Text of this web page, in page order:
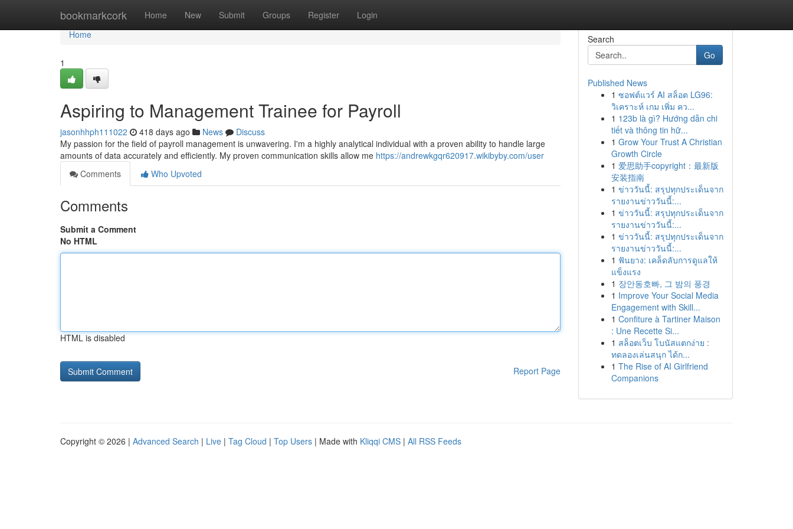
bookmarkcork Home New Submit Groups Register Login
Home
Home
1
Aspiring to Management Trainee for Payroll
jasonhhph111022 418 days ago News
Discuss
My passion for the field of payroll management is unwavering. I'm a highly analytical individual with a proven ability to handle large
amounts of data accurately and efficiently. My proven communication skills allow me https://andrewkgqr620917.wikibyby.com/user
Comments
Who Upvoted
Comments
Submit a Comment
No HTML
HTML is disabled
Report Page
Search
Go
Published News
1 ซอฟต์แวร์ AI สล็อต LG96:
วิเคราะห์ เกม เพิ่ม คว...
1 123b là gì? Hướng dẫn chi
tiết và thông tin hữ...
1 Grow Your Trust A Christian
Growth Circle
1 爱思助手copyright：最新版
安装指南
1 ข่าววันนี้: สรุปทุกประเด็นจาก
รายงานข่าววันนี้:...
1 ข่าววันนี้: สรุปทุกประเด็นจาก
รายงานข่าววันนี้:...
1 ข่าววันนี้: สรุปทุกประเด็นจาก
รายงานข่าววันนี้:...
1 ฟันยาง: เคล็ดลับการดูแลให้
แข็งแรง
1 장안동호빠, 그 밤의 풍경
1 Improve Your Social Media
Engagement with Skill...
1 Confiture à Tartiner Maison
: Une Recette Si...
1 สล็อตเว็บ โบนัสแตกง่าย :
ทดลองเล่นสนุก ได้ก...
1 The Rise of AI Girlfriend
Companions
Copyright © 2026 | Advanced Search | Live | Tag Cloud | Top Users | Made with Kliqqi CMS | All RSS Feeds